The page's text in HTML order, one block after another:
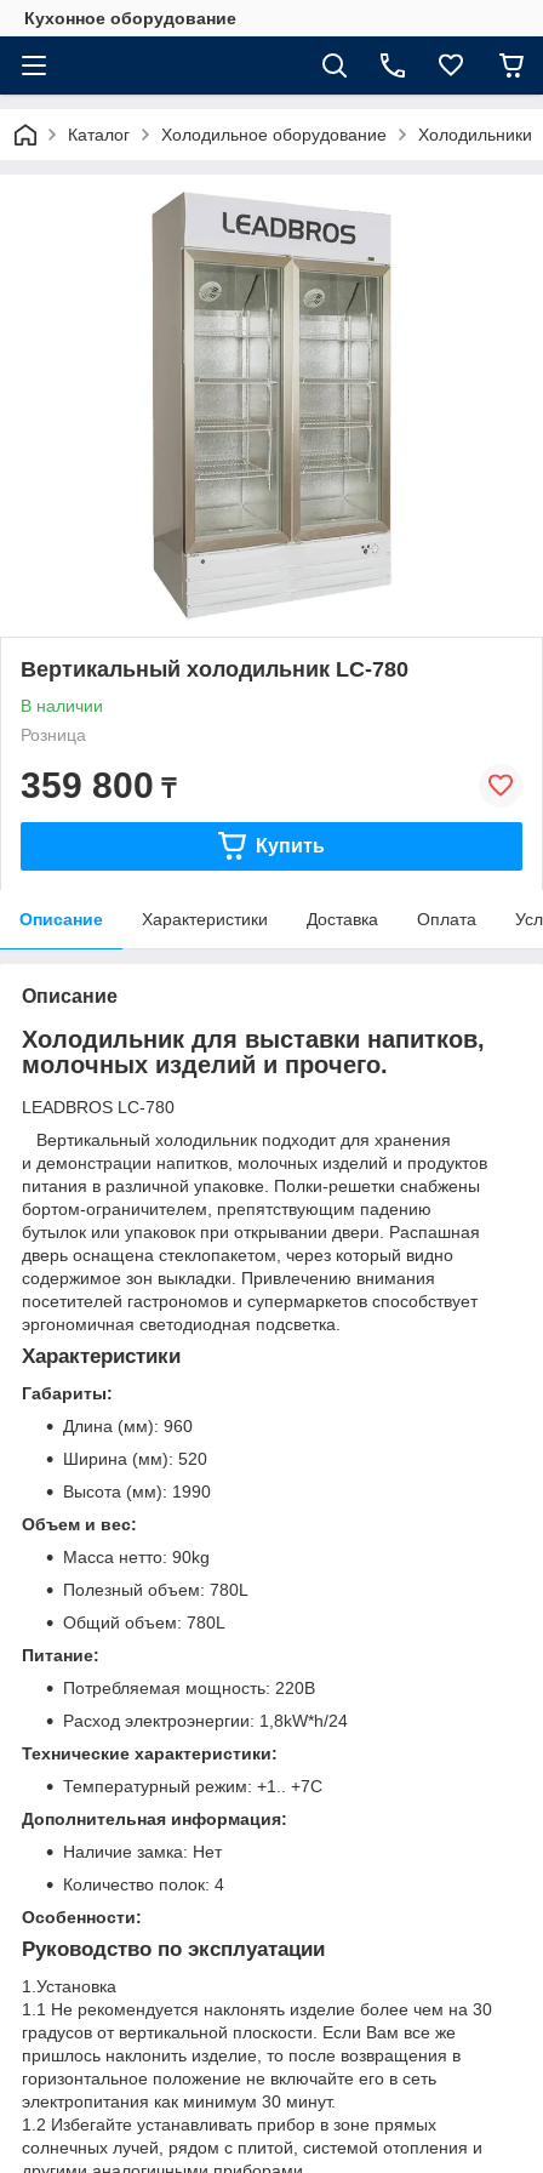
Кухонное оборудование
Каталог Холодильное оборудование Холодильники
Вертикальный холодильник LC-780
В наличии
Розница
359 800 ₸
Купить
Описание Характеристики Доставка Оплата
Описание
Холодильник для выставки напитков,
молочных изделий и прочего.
LEADBROS LC-780
Вертикальный холодильник подходит для хранения
и демонстрации напитков, молочных изделий и продуктов
питания в различной упаковке. Полки-решетки снабжены
бортом-ограничителем, препятствующим падению
бутылок или упаковок при открывании двери. Распашная
дверь оснащена стеклопакетом, через который видно
содержимое зон выкладки. Привлечению внимания
посетителей гастрономов и супермаркетов способствует
эргономичная светодиодная подсветка.
Характеристики
Габариты:
Длина (мм): 960
Ширина (мм): 520
Высота (мм): 1990
Объем и вес:
Масса нетто: 90kg
Полезный объем: 780L
Общий объем: 780L
Питание:
Потребляемая мощность: 220В
Расход электроэнергии: 1,8kW*h/24
Технические характеристики:
Температурный режим: +1.. +7C
Дополнительная информация:
Наличие замка: Нет
Количество полок: 4
Особенности:
Руководство по эксплуатации
1.Установка
1.1 Не рекомендуется наклонять изделие более чем на 30
градусов от вертикальной плоскости. Если Вам все же
пришлось наклонить изделие, то после возвращения в
горизонтальное положение не включайте его в сеть
электропитания как минимум 30 минут.
1.2 Избегайте устанавливать прибор в зоне прямых
солнечных лучей, рядом с плитой, системой отопления и